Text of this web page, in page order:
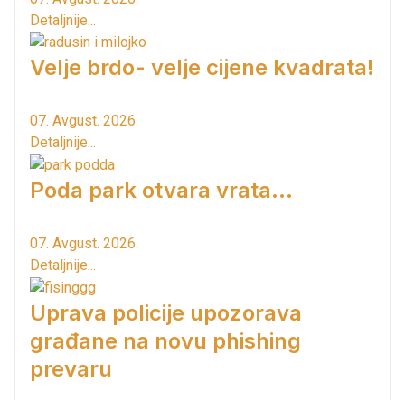
Detaljnije...
Velje brdo- velje cijene kvadrata!
07. Avgust. 2026.
Detaljnije...
Poda park otvara vrata...
07. Avgust. 2026.
Detaljnije...
Uprava policije upozorava
građane na novu phishing
prevaru